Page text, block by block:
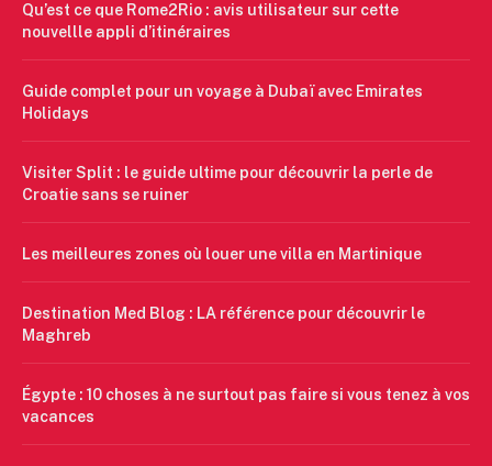
Qu’est ce que Rome2Rio : avis utilisateur sur cette
nouvellle appli d’itinéraires
Guide complet pour un voyage à Dubaï avec Emirates
Holidays
Visiter Split : le guide ultime pour découvrir la perle de
Croatie sans se ruiner
Les meilleures zones où louer une villa en Martinique
Destination Med Blog : LA référence pour découvrir le
Maghreb
Égypte : 10 choses à ne surtout pas faire si vous tenez à vos
vacances